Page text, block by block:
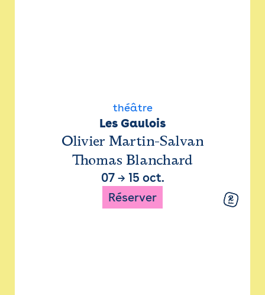
théâtre
Les Gaulois
Olivier Martin-Salvan
Thomas Blanchard
07→ 15 oct.
Réserver